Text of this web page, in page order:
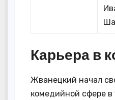
Карьера в
Жванецкий начал
комедийной сфере в